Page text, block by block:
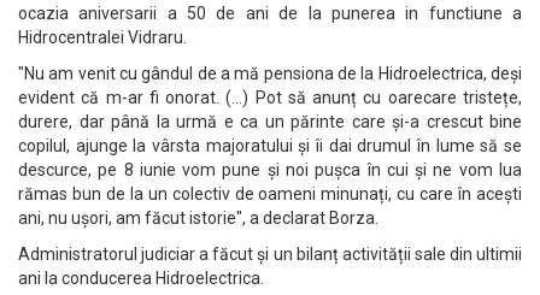
ocazia aniversarii a 50 de ani de la punerea in functiune a
Hidrocentralei Vidraru.
"Nu am venit cu gândul de a mă pensiona de la Hidroelectrica, deși
evident că m-ar fi onorat. (...) Pot să anunț cu oarecare tristețe,
durere, dar până la urmă e ca un părinte care și-a crescut bine
copilul, ajunge la vârsta majoratului și îi dai drumul în lume să se
descurce, pe 8 iunie vom pune și noi pușca în cui și ne vom lua
rămas bun de la un colectiv de oameni minunați, cu care în acești
ani, nu ușori, am făcut istorie", a declarat Borza.
Administratorul judiciar a făcut și un bilanț activității sale din ultimii
ani la conducerea Hidroelectrica.